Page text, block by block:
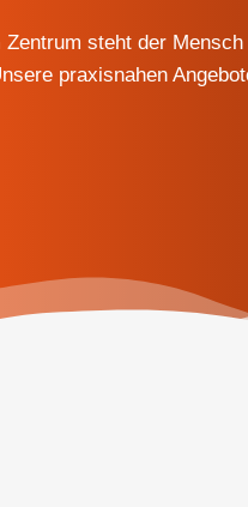
Zentrum steht der
praxisnahen